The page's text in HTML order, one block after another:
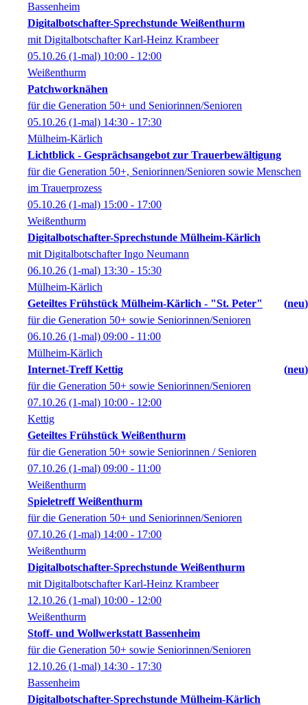
Bassenheim
Digitalbotschafter-Sprechstunde Weißenthurm
mit Digitalbotschafter Karl-Heinz Krambeer
05.10.26 (1-mal) 10:00 - 12:00
Weißenthurm
Patchworknähen
für die Generation 50+ und Seniorinnen/Senioren
05.10.26 (1-mal) 14:30 - 17:30
Mülheim-Kärlich
Lichtblick - Gesprächsangebot zur Trauerbewältigung
für die Generation 50+, Seniorinnen/Senioren sowie Menschen
im Trauerprozess
05.10.26 (1-mal) 15:00 - 17:00
Weißenthurm
Digitalbotschafter-Sprechstunde Mülheim-Kärlich
mit Digitalbotschafter Ingo Neumann
06.10.26 (1-mal) 13:30 - 15:30
Mülheim-Kärlich
Geteiltes Frühstück Mülheim-Kärlich - "St. Peter"
neu
für die Generation 50+ sowie Seniorinnen/Senioren
06.10.26 (1-mal) 09:00 - 11:00
Mülheim-Kärlich
Internet-Treff Kettig
neu
für die Generation 50+ sowie Seniorinnen/Senioren
07.10.26 (1-mal) 10:00 - 12:00
Kettig
Geteiltes Frühstück Weißenthurm
für die Generation 50+ sowie Seniorinnen / Senioren
07.10.26 (1-mal) 09:00 - 11:00
Weißenthurm
Spieletreff Weißenthurm
für die Generation 50+ und Seniorinnen/Senioren
07.10.26 (1-mal) 14:00 - 17:00
Weißenthurm
Digitalbotschafter-Sprechstunde Weißenthurm
mit Digitalbotschafter Karl-Heinz Krambeer
12.10.26 (1-mal) 10:00 - 12:00
Weißenthurm
Stoff- und Wollwerkstatt Bassenheim
für die Generation 50+ sowie Seniorinnen/Senioren
12.10.26 (1-mal) 14:30 - 17:30
Bassenheim
Digitalbotschafter-Sprechstunde Mülheim-Kärlich